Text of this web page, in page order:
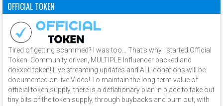
OFFICIAL TOKEN
Tired of getting scammed? I was too… That’s why I started Official
Token. Community driven, MULTIPLE Influencer backed and
doxxed token! Live streaming updates and ALL donations will be
documented on live Video! To maintain the long-term value of
official token supply, there is a deflationary plan in place to take out
tiny bits of the token supply, through buybacks and burn out, with